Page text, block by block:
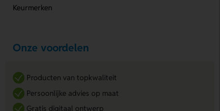
Keurmerken
Onze voordelen
Producten van topkwaliteit
Persoonlijke advies op maat
Gratis digitaal ontwerp